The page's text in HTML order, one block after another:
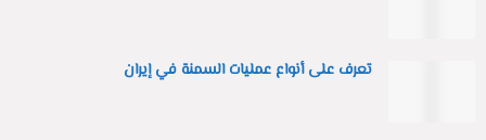
تعرف على أنواع عمليات السمنة في إيران